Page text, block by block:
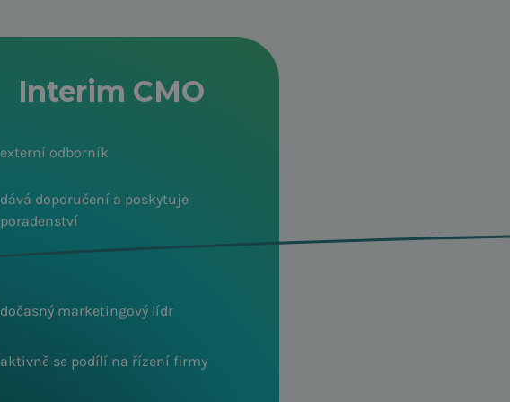
Interim CMO
externí odborník
dává doporučení a poskytuje
poradenství
dočasný marketingový lídr
aktivně se podílí na řízení firmy